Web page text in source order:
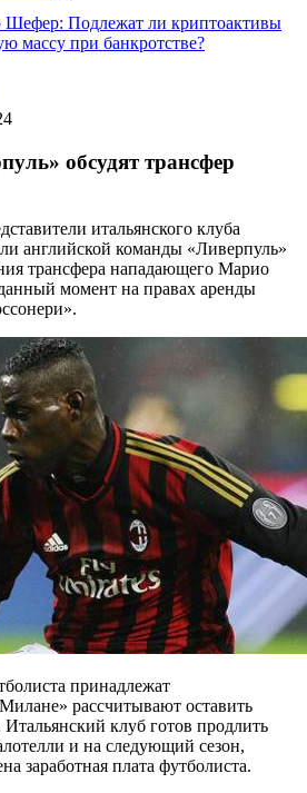
Подлежат ли криптоактивы
массу при банкротстве?
обсудят трансфер
итальянского клуба
английской команды «Ливерпуль»
трансфера нападающего Марио
момент на правах аренды
принадлежат
рассчитывают оставить
клуб готов продлить
и на следующий сезон,
заработная плата футболиста.